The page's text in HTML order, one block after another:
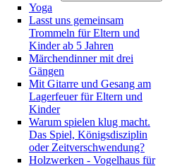
Yoga
Lasst uns gemeinsam
Trommeln für Eltern und
Kinder ab 5 Jahren
Märchendinner mit drei
Gängen
Mit Gitarre und Gesang am
Lagerfeuer für Eltern und
Kinder
Warum spielen klug macht.
Das Spiel, Königsdisziplin
oder Zeitverschwendung?
Holzwerken - Vogelhaus für